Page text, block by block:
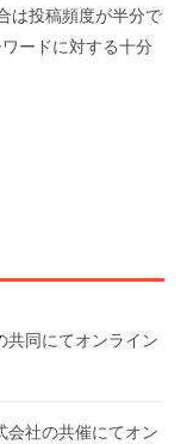
は投稿頻度が半分で
ードに対する十分
共同にてオンライン
会社の共催にてオン